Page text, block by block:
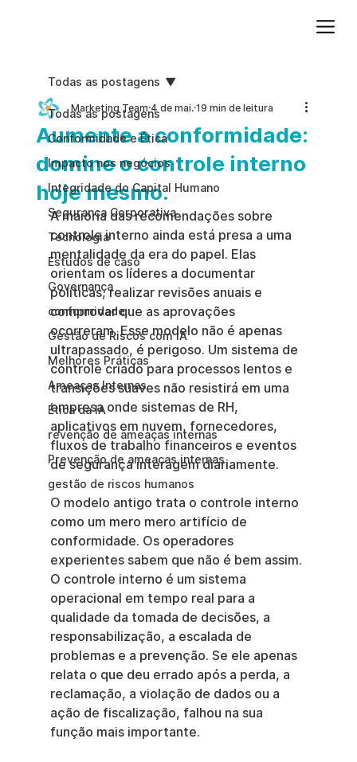
Todas as postagens
Conformidade e Ética
Impacto nos negócios
Integridade do Capital Humano
Segurança Corporativa
Tecnologia
Estudos de caso
Governança
conformidade
Gestão de Riscos com IA
Melhores Práticas
Ameaças Internas
Ética da IA
revenção de ameaças internas
Prevenção de ameaças internas
gestão de riscos humanos
Todas as postagens
Aumente a conformidade:
domine o controle interno
hoje mesmo.
Marketing Team 4 de mai. 19 min de leitura
A maioria das recomendações sobre
controle interno ainda está presa a uma
mentalidade da era do papel. Elas
orientam os líderes a documentar
políticas, realizar revisões anuais e
comprovar que as aprovações
ocorreram. Esse modelo não é apenas
ultrapassado, é perigoso. Um sistema de
controle criado para processos lentos e
transições suaves não resistirá em uma
empresa onde sistemas de RH,
aplicativos em nuvem, fornecedores,
fluxos de trabalho financeiros e eventos
de segurança interagem diariamente.
O modelo antigo trata o controle interno
como um mero mero artifício de
conformidade. Os operadores
experientes sabem que não é bem assim.
O controle interno é um sistema
operacional em tempo real para a
qualidade da tomada de decisões, a
responsabilização, a escalada de
problemas e a prevenção. Se ele apenas
relata o que deu errado após a perda, a
reclamação, a violação de dados ou a
ação de fiscalização, falhou na sua
função mais importante.